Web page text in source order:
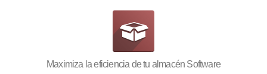
Maximiza la eficiencia de tu almacén Software